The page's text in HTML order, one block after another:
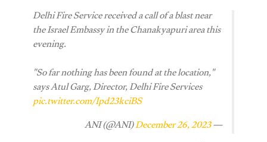
Delhi Fire Service received a call of a blast near
the Israel Embassy in the Chanakyapuri area this
evening.
"So far nothing has been found at the location,"
says Atul Garg, Director, Delhi Fire Services
pic.twitter.com/Ipd23kciBS
— ANI (@ANI)
December 26, 2023